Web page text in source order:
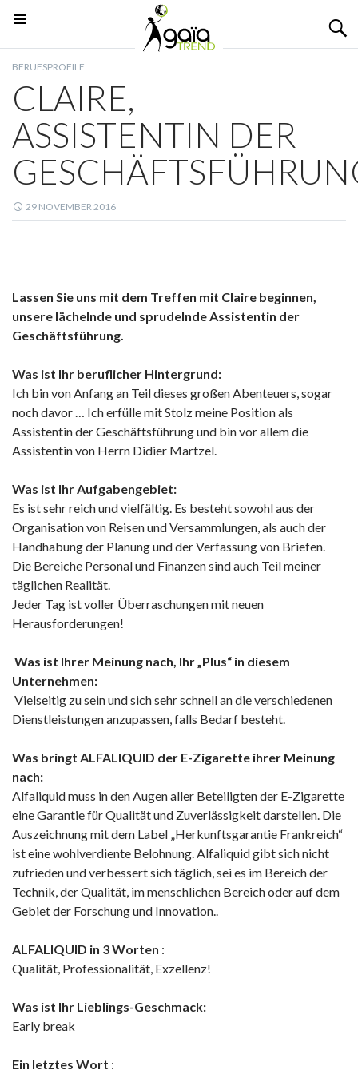
Suchen
SPRINGEN
BERUFSPROFILE
CLAIRE,
ASSISTENTIN DER
29 NOVEMBER 2016
Lassen Sie uns mit dem Treffen mit Claire beginnen,
unsere lächelnde und sprudelnde Assistentin der
Geschäftsführung.
Was ist Ihr beruflicher Hintergrund:
Ich bin von Anfang an Teil dieses großen Abenteuers, sogar
noch davor … Ich erfülle mit Stolz meine Position als
Assistentin der Geschäftsführung und bin vor allem die
Assistentin von Herrn Didier Martzel.
Was ist Ihr Aufgabengebiet:
Es ist sehr reich und vielfältig. Es besteht sowohl aus der
Organisation von Reisen und Versammlungen, als auch der
Handhabung der Planung und der Verfassung von Briefen.
Die Bereiche Personal und Finanzen sind auch Teil meiner
täglichen Realität.
Jeder Tag ist voller Überraschungen mit neuen
Herausforderungen!
Was ist Ihrer Meinung nach, Ihr „Plus“ in diesem
Unternehmen:
Vielseitig zu sein und sich sehr schnell an die verschiedenen
Dienstleistungen anzupassen, falls Bedarf besteht.
Was bringt ALFALIQUID der E-Zigarette ihrer Meinung
nach:
Alfaliquid muss in den Augen aller Beteiligten der E-Zigarette
eine Garantie für Qualität und Zuverlässigkeit darstellen. Die
Auszeichnung mit dem Label „Herkunftsgarantie Frankreich“
ist eine wohlverdiente Belohnung. Alfaliquid gibt sich nicht
zufrieden und verbessert sich täglich, sei es im Bereich der
Technik, der Qualität, im menschlichen Bereich oder auf dem
Gebiet der Forschung und Innovation..
ALFALIQUID in 3 Worten :
Qualität, Professionalität, Exzellenz!
Was ist Ihr Lieblings-Geschmack:
Early break
Ein letztes Wort :